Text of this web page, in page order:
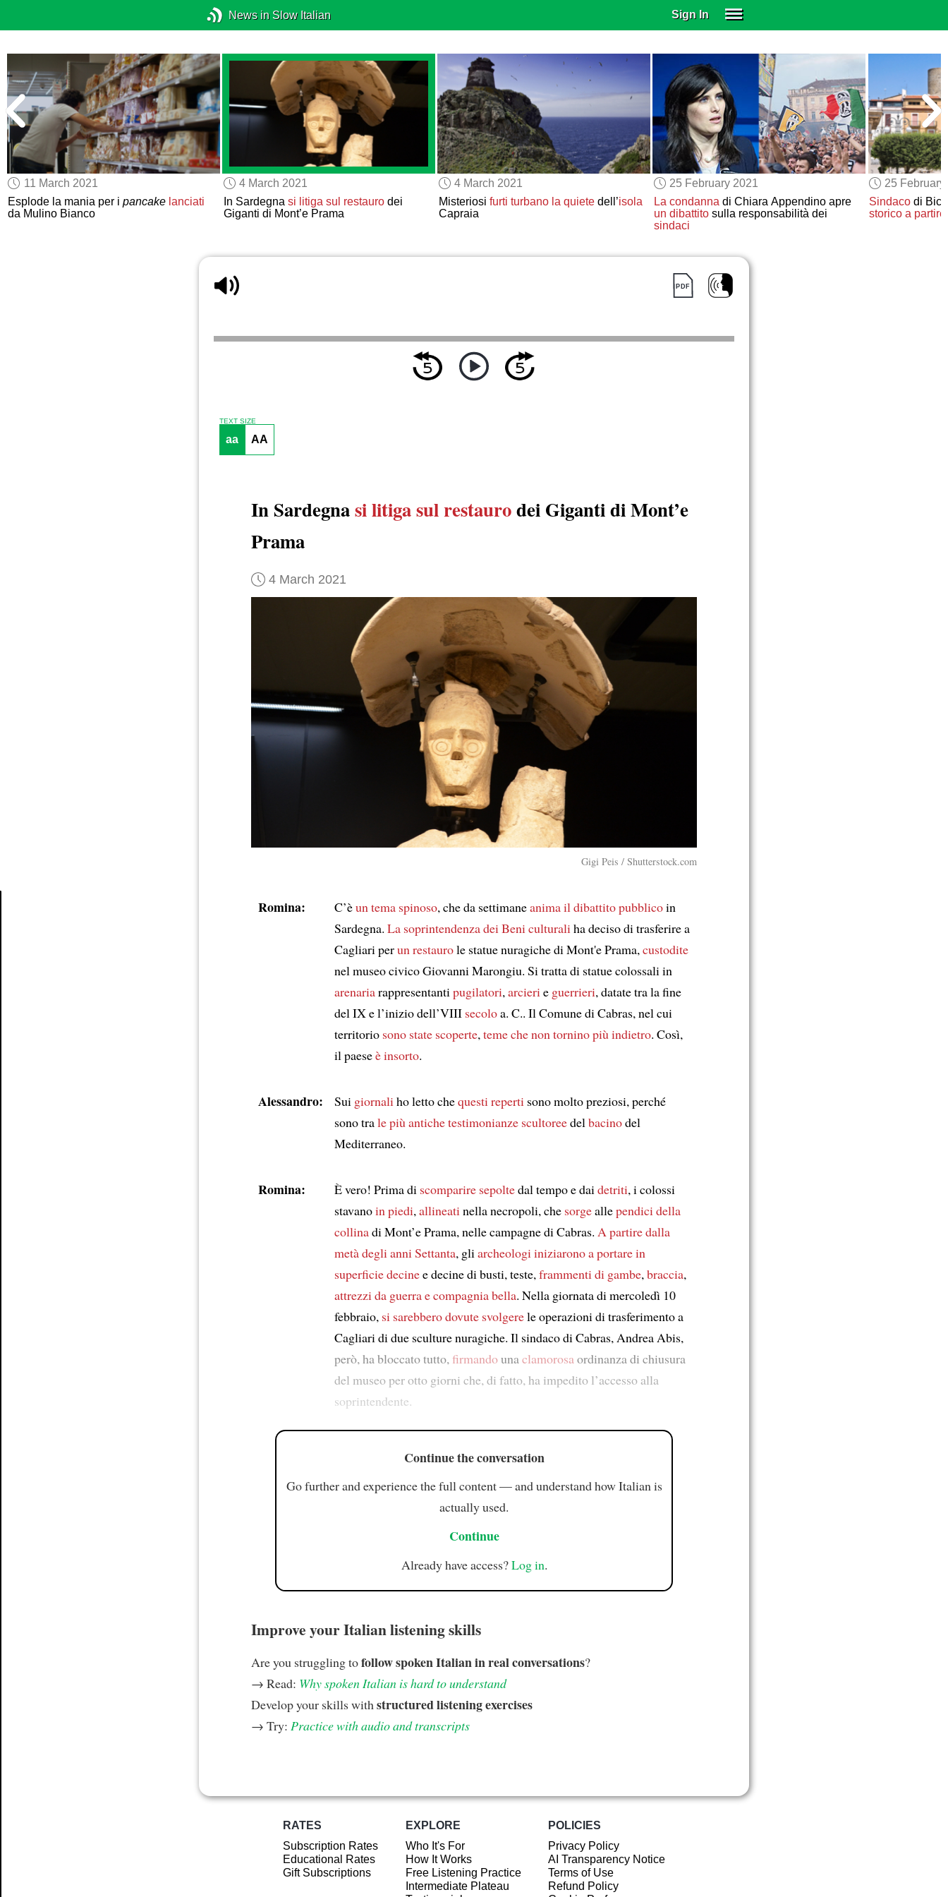
News in Slow Italian Sign In
SUBSCRIBE
EDUCATIONAL LICENSES
GIFT CARDS
OTHER LANGUAGES
ABOUT US
ALEXA
ADJUST COLORS
11 March 2021
Esplode la mania per ipancake lanciati
da Mulino Bianco
4 March 2021
In Sardegna si litiga sul restaurodei
Giganti di Mont’e Prama
4 March 2021
Misteriosi furti turbano la quietedell’isola
Capraia
25 February 2021
La condannadi Chiara Appendino apre
un dibattitosulla responsabilità dei
sindaci
25
Sindaco di
storico a
TEXT SIZE
aa AA
In Sardegnasi litiga sul restaurodei Giganti di Mont’e
Prama
4 March 2021
Gigi Peis / Shutterstock.com
Romina: C’èun tema spinoso, che da settimaneanima il dibattito pubblicoin
Sardegna. La soprintendenza dei Beni culturaliha deciso di trasferire a
Cagliari perun restaurole statue nuragiche di Mont'e Prama,custodite
nel museo civico Giovanni Marongiu. Si tratta di statue colossali in
arenariarappresentantipugilatori,arcierie guerrieri, datate tra la fine
del IX e l’inizio dell’VIII secoloa. C.. Il Comune di Cabras, nel cui
territorio sono state scoperte,teme che non tornino più indietro. Così,
il paeseè insorto.
Alessandro: Sui giornaliho letto chequesti reperti sono molto preziosi, perché
sono trale più antiche testimonianze scultoreedelbacinodel
Mediterraneo.
Romina: È vero! Prima di scomparire sepoltedal tempo e daidetriti, i colossi
stavanoin piedi,allineatinella necropoli, che sorgeallependici della
collinadi Mont’e Prama, nelle campagne di Cabras. A partire dalla
metà degli anni Settanta, gliarcheologiiniziarono a portare in
superficiedecinee decine di busti, teste,frammenti di gambe,braccia,
attrezzi da guerrae compagnia bella. Nella giornata di mercoledì 10
febbraio, si sarebbero dovute svolgerele operazioni di trasferimento a
Cagliari di due sculture nuragiche. Il sindaco di Cabras, Andrea Abis,
però, ha bloccato tutto,firmandounaclamorosaordinanza di chiusura
del museo per otto giorni che, di fatto, ha impedito l’accesso alla
soprintendente.
Continue the conversation
Go further and experience the full content — and understand how Italian is
actually used.
Continue
Already have access?Log in.
Improve your Italian listening skills
Are you struggling tofollow spoken Italian in real conversations?
→ Read: Why spoken Italian is hard to understand
Develop your skills withstructured listening exercises
→ Try: Practice with audio and transcripts
RATES
Subscription Rates
Educational Rates
Gift Subscriptions
EXPLORE
Who It's For
How It Works
Free Listening Practice
Intermediate Plateau
POLICIES
Privacy Policy
AI Transparency Notice
Terms of Use
Refund Policy